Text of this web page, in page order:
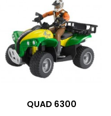
QUAD 6300